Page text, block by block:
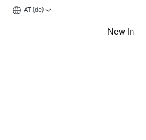
AT (de)
Zum Hauptinhalt springenNew In